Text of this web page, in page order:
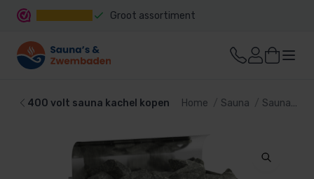
Groot assortiment
400 volt sauna kachel kopen Home Sauna Sauna kachel